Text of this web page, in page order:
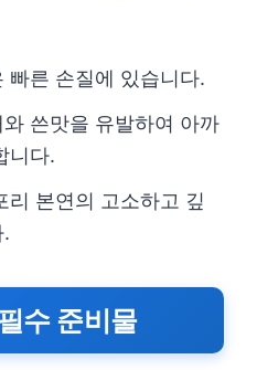
빠른 손질에 있습니다.
쓴맛을 유발하여 아까
니다.
리 본연의 고소하고 깊
수 준비물